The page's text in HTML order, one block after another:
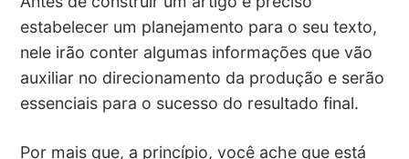
estabelecer um planejamento para o seu texto,
nele irão conter algumas informações que vão
auxiliar no direcionamento da produção e serão
essenciais para o sucesso do resultado final.
Por mais que, a princípio, você ache que está